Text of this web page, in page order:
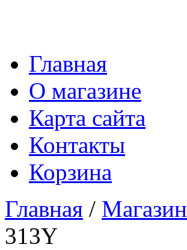
Главная
О магазине
Карта сайта
Контакты
Корзина
Главная / Магазин
313Y